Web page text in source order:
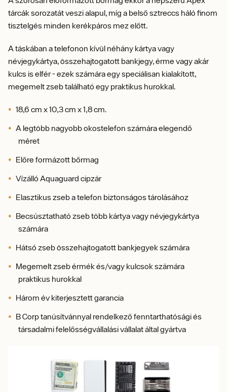
tárcák sorozatát veszi alapul, míg a belső sztreccs háló finom
tisztelgés minden kerékpáros mez előtt.
A táskában a telefonon kívül néhány kártya vagy
névjegykártya, összehajtogatott bankjegy, érme vagy akár
kulcs is elfér - ezek számára egy speciálisan kialakított,
megemelt zseb található egy praktikus hurokkal.
18,6 cm x 10,3 cm x 1,8 cm.
A legtöbb nagyobb okostelefon számára elegendő
méret
Előre formázott bőrmag
Vízálló Aquaguard cipzár
Elasztikus zseb a telefon biztonságos tárolásához
Becsúsztatható zseb több kártya vagy névjegykártya
számára
Hátsó zseb összehajtogatott bankjegyek számára
Megemelt zseb érmék és/vagy kulcsok számára
praktikus hurokkal
Három év kiterjesztett garancia
B Corp tanúsítvánnyal rendelkező fenntarthatósági és
társadalmi felelősségvállalási vállalat által gyártva